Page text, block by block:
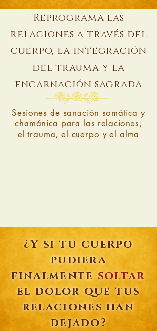
Reprograma las
relaciones a través del
cuerpo, la integración
del trauma y la
encarnación sagrada
Sesiones de sanación somática y
chamánica para las relaciones,
el trauma, el cuerpo y el alma
¿Y si tu cuerpo
pudiera
finalmentesoltar
el dolor que tus
relaciones han
dejado?